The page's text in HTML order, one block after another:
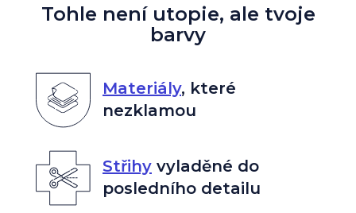
Tohle není utopie, ale tvoje
barvy
Materiály, které
nezklamou
Střihyvyladěné do
posledního detailu